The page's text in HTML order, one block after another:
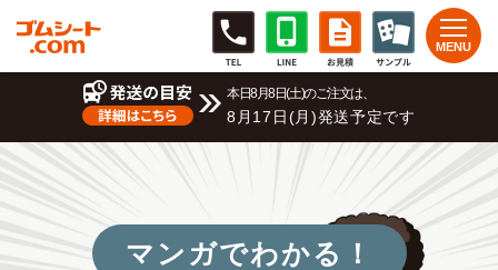
本日8月8日(土)のご注文は、
8月17日(月)発送予定です
マンガでわかる！